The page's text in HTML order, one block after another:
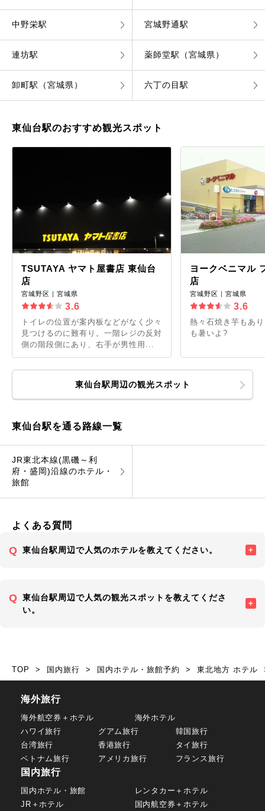
中野栄駅 宮城野通駅
連坊駅 薬師堂駅（宮城県）
卸町駅（宮城県） 六丁の目駅
東仙台駅のおすすめ観光スポット
TSUTAYA ヤマト屋書店 東仙台
店
宮城野区｜宮城県
3.6
トイレの位置が案内板などがなく少々
見つけるのに難有り。一階レジの反対
側の階段側にあり、右手が男性用...
ヨークベニマル
店
宮城野区｜宮城県
3.6
熱々石焼き芋もあ
も暑いよ?
東仙台駅周辺の観光スポット
東仙台駅を通る路線一覧
JR東北本線(黒磯～利
府・盛岡)沿線のホテル・
旅館
よくある質問
東仙台駅周辺で人気のホテルを教えてください。
東仙台駅周辺で人気の観光スポットを教えてくださ
い。
TOP 国内旅行 国内ホテル・旅館予約 東北地方 ホテル
海外旅行
海外航空券＋ホテル
海外ホテル
ハワイ旅行
グアム旅行
韓国旅行
台湾旅行
香港旅行
タイ旅行
ベトナム旅行
アメリカ旅行 フランス旅行
国内旅行
国内ホテル・旅館
レンタカー＋ホテル
JR＋ホテル
国内航空券＋ホテル